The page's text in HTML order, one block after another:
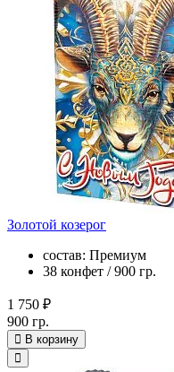
Золотой козерог
состав: Премиум
38 конфет / 900 гр.
1 750 ₽
900 гр.
В корзину